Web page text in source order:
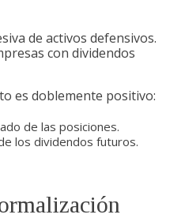
de activos defensivos.
con dividendos
es doblemente positivo:
de las posiciones.
los dividendos futuros.